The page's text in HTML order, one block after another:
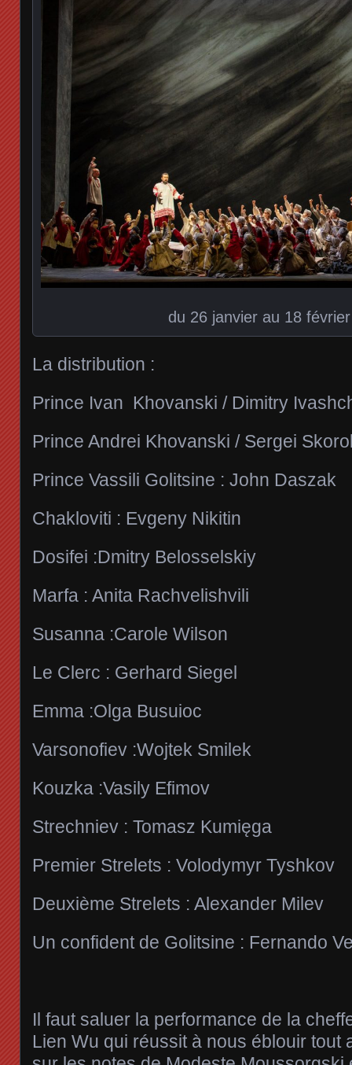
du 26 janvier au 18
La distribution :
Prince Ivan Khovanski / Dimitry
Prince Andrei Khovanski / Sergei
Prince Vassili Golitsine : John Daszak
Chakloviti : Evgeny Nikitin
Dosifei :Dmitry Belosselskiy
Marfa : Anita Rachvelishvili
Susanna :Carole Wilson
Le Clerc : Gerhard Siegel
Emma :Olga Busuioc
Varsonofiev :Wojtek Smilek
Kouzka :Vasily Efimov
Strechniev : Tomasz Kumięga
Premier Strelets : Volodymyr Tyshkov
Deuxième Strelets : Alexander Milev
Un confident de Golitsine : Fernando
Il faut saluer la performance de la
Lien Wu qui réussit à nous éblouir tout